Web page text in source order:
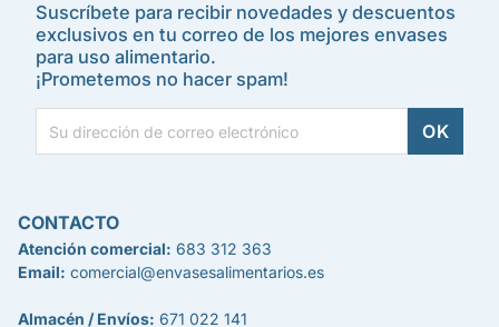
Suscríbete para recibir novedades y descuentos
exclusivos en tu correo de los mejores envases
para uso alimentario.
¡Prometemos no hacer spam!
CONTACTO
Atención comercial: 683 312 363
Email: comercial@envasesalimentarios.es
Almacén / Envíos: 671 022 141